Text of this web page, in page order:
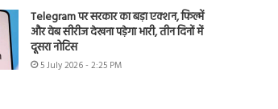
Telegram पर सरकार का बड़ा एक्शन, फिल्में
और वेब सीरीज देखना पड़ेगा भारी, तीन दिनों में
दूसरा नोटिस
5 July 2026 - 2:25 PM